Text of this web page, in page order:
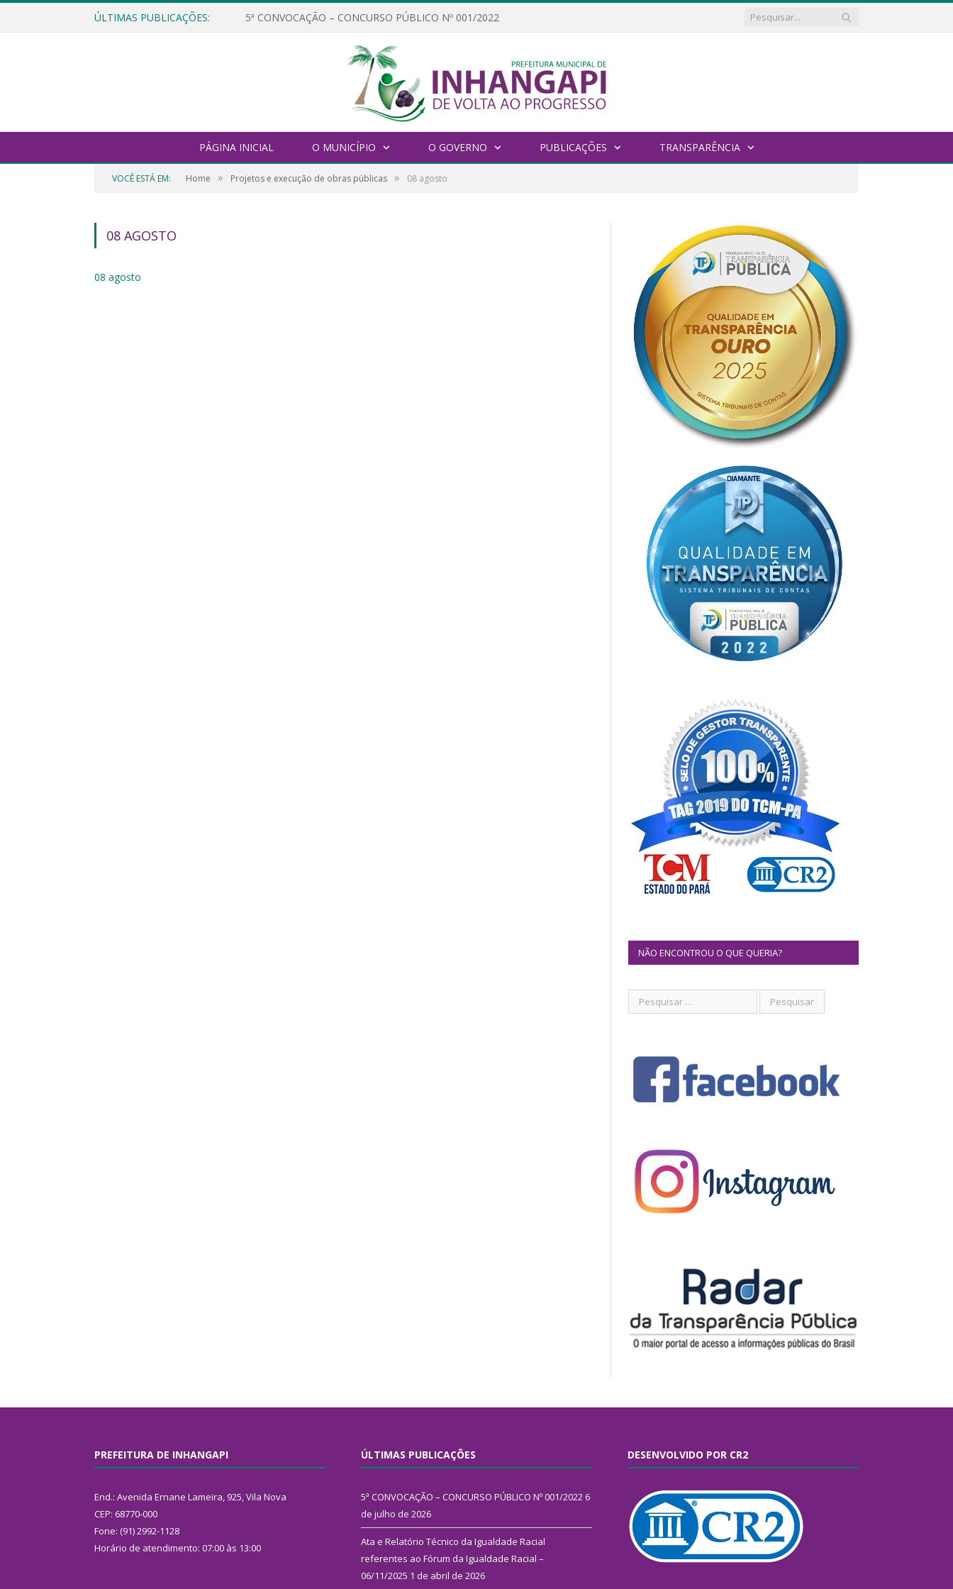
ÚLTIMAS PUBLICAÇÕES: 5ª CONVOCAÇÃO – CONCURSO PÚBLICO Nº 001/2022
PÁGINA INICIAL O MUNICÍPIO O GOVERNO PUBLICAÇÕES TRANSPARÊNCIA
VOCÊ ESTÁ EM: Home » Projetos e execução de obras públicas » 08 agosto
08 AGOSTO
08 agosto
NÃO ENCONTROU O QUE QUERIA?
PREFEITURA DE INHANGAPI
End.: Avenida Ernane Lameira, 925, Vila Nova
CEP: 68770-000
Fone: (91) 2992-1128
Horário de atendimento: 07:00 às 13:00
ÚLTIMAS PUBLICAÇÕES
5ª CONVOCAÇÃO – CONCURSO PÚBLICO Nº 001/2022 6
de julho de 2026
Ata e Relatório Técnico da Igualdade Racial
referentes ao Fórum da Igualdade Racial –
06/11/2025 1 de abril de 2026
DESENVOLVIDO POR CR2